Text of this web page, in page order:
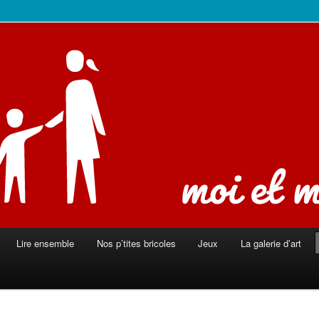
Lire ensemble Nos p’tites bricoles Jeux La galerie d’art